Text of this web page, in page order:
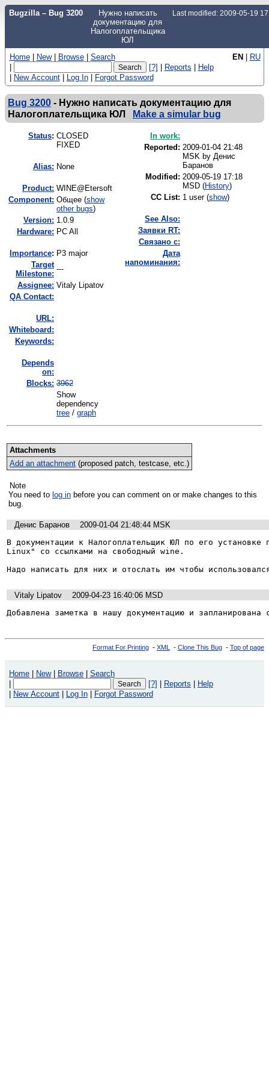
Bugzilla – Bug 3200
Нужно написать
документацию для
Налогоплательщика
ЮЛ
Last modified: 2009-05-19
EN | RU
Home | New | Browse | Search
|
[?] | Reports | Help
| New Account | Log In | Forgot Password
Bug 3200 - Нужно написать документацию для
Налогоплательщика ЮЛ
Make a simular bug
Status: CLOSED
FIXED
Alias: None
Product: WINE@Etersoft
Component: Общее (show
other bugs)
Version: 1.0.9
Hardware: PC All
mportance: P3 major
Target
Milestone:
---
Assignee: Vitaly Lipatov
QA Contact:
URL:
Whiteboard:
Keywords:
Depends
on:
Blocks: 3962
Show
dependency
tree / graph
In work:
Reported: 2009-01-04 21:48
MSK by Денис
Баранов
Modified: 2009-05-19 17:18
MSD (History)
CC List: 1 user (show)
See Also:
Заявки RT:
Связано с:
Дата
напоминания:
Attachments
Add an attachment(proposed patch, testcase, etc.)
Note
You need to log in
bug.
Денис Баранов
2009-01-04 21:48:44 MSK
В документации к Налогоплательщик ЮЛ по его установке
Linux" со ссылками на свободный wine.
Надо написать для них и отослать им чтобы
Vitaly Lipatov
2009-04-23 16:40:06 MSD
Добавлена заметка в нашу документацию и запланирована
Format For Printing - XML - Clone This Bug - Top of page
Home New Browse
Search
[?] Reports
Help
New Account Log In Forgot Password